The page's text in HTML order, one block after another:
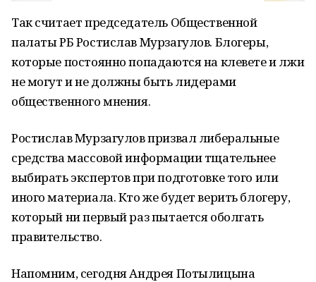
Так считает председатель Общественной
палаты РБ Ростислав Мурзагулов. Блогеры,
которые постоянно попадаются на клевете и лжи
не могут и не должны быть лидерами
общественного мнения.
Ростислав Мурзагулов призвал либеральные
средства массовой информации тщательнее
выбирать экспертов при подготовке того или
иного материала. Кто же будет верить блогеру,
который ни первый раз пытается оболгать
правительство.
Напомним, сегодня Андрея Потылицына